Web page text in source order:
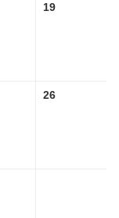
19
26